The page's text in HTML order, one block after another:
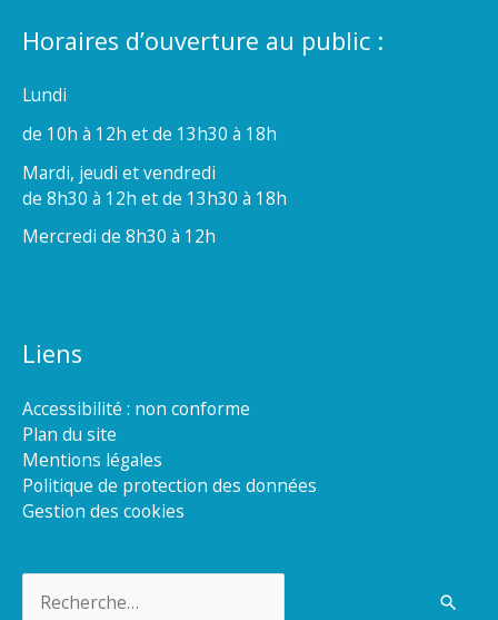
Horaires d’ouverture au public :
Lundi
de 10h à 12h et de 13h30 à 18h
Mardi, jeudi et vendredi
de 8h30 à 12h et de 13h30 à 18h
Mercredi de 8h30 à 12h
Liens
Accessibilité : non conforme
Plan du site
Mentions légales
Politique de protection des données
Gestion des cookies